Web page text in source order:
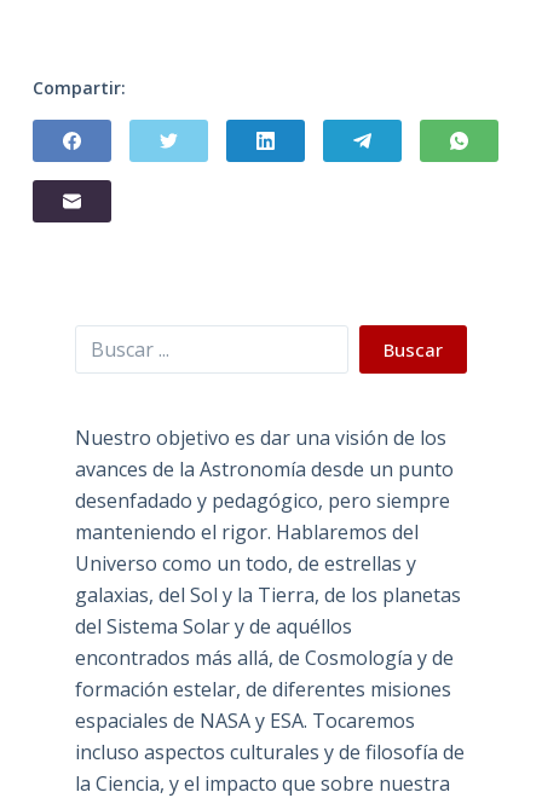
Compartir:
Buscar Buscar
Nuestro objetivo es dar una visión de los
avances de la Astronomía desde un punto
desenfadado y pedagógico, pero siempre
manteniendo el rigor. Hablaremos del
Universo como un todo, de estrellas y
galaxias, del Sol y la Tierra, de los planetas
del Sistema Solar y de aquéllos
encontrados más allá, de Cosmología y de
formación estelar, de diferentes misiones
espaciales de NASA y ESA. Tocaremos
incluso aspectos culturales y de filosofía de
la Ciencia, y el impacto que sobre nuestra